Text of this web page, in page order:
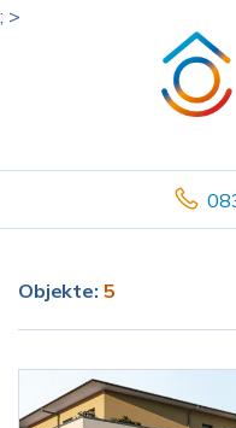
; >
Objekte: 5